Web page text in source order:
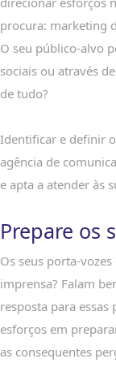
procura: marketing
O seu público-alvo
sociais ou através
de tudo?
Identificar e definir
agência de
e apta a atender às
Prepare os
Os seus porta-
imprensa? Falam
resposta para
esforços em
as consequentes